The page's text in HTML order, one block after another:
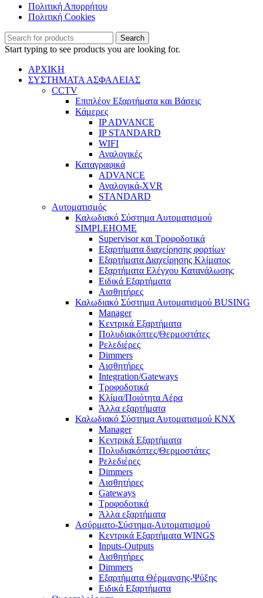
Πολιτική Απορρήτου
Πολιτική Cookies
Search
Start typing to see products you are looking for.
ΑΡΧΙΚΗ
ΣΥΣΤΗΜΑΤΑ ΑΣΦΑΛΕΙΑΣ
CCTV
Επιπλέον Εξαρτήματα και Βάσεις
Κάμερες
IP ADVANCE
IP STANDARD
WIFI
Αναλογικές
Καταγραφικά
ADVANCE
Αναλογικά-XVR
STANDARD
Αυτοματισμός
Καλωδιακό Σύστημα Αυτοματισμού
SIMPLEHOME
Supervisor και Τροφοδοτικά
Εξαρτήματα διαχείρησης φορτίων
Εξαρτήματα Διαχείρησης Κλίματος
Εξαρτήματα Ελέγχου Κατανάλωσης
Ειδικά Εξαρτήματα
Αισθητήρες
Καλωδιακό Σύστημα Αυτοματισμού BUSING
Manager
Κεντρικά Εξαρτήματα
Πολυδιακόπτες/Θερμοστάτες
Ρελεδιέρες
Dimmers
Αισθητήρες
Integration/Gateways
Τροφοδοτικά
Κλίμα/Ποιότητα Αέρα
Άλλα εξαρτήματα
Καλωδιακό Σύστημα Αυτοματισμού KNX
Manager
Κεντρικά Εξαρτήματα
Πολυδιακόπτες/Θερμοστάτες
Ρελεδιέρες
Dimmers
Αισθητήρες
Gateways
Τροφοδοτικά
Άλλα εξαρτήματα
Ασύρματο-Σύστημα-Αυτοματισμού
Κεντρικά Εξαρτήματα WINGS
Inputs-Outputs
Αισθητήρες
Dimmers
Εξαρτήματα Θέρμανσης-Ψύξης
Ειδικά Εξαρτήματα